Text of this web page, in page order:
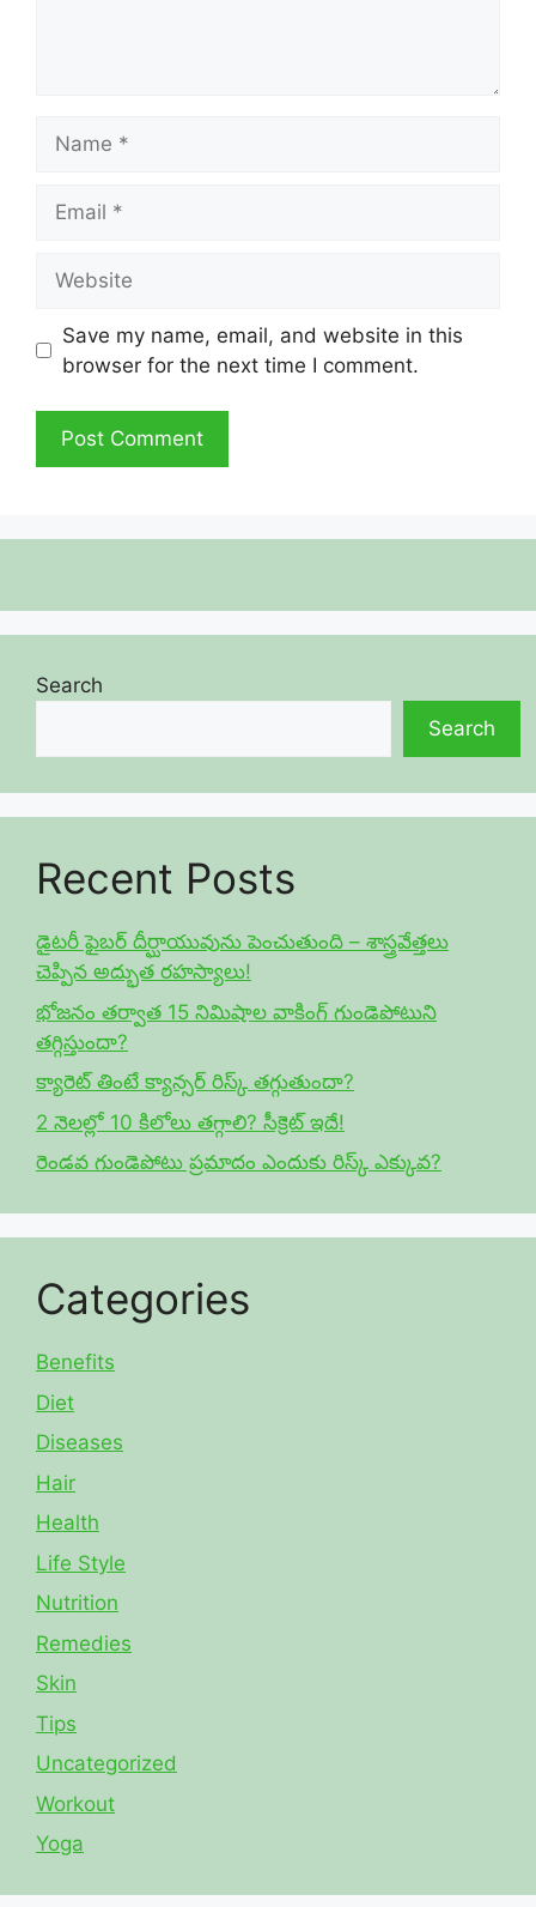
Save my name, email, and website in this
browser for the next time I comment.
Search
Search
Recent Posts
డైటరీ ఫైబర్ దీర్ఘాయువును పెంచుతుంది – శాస్త్రవేత్తలు
చెప్పిన అద్భుత రహస్యాలు!
భోజనం తర్వాత 15 నిమిషాల వాకింగ్ గుండెపోటుని
తగ్గిస్తుందా?
క్యారెట్ తింటే క్యాన్సర్ రిస్క్ తగ్గుతుందా?
2 నెలల్లో 10 కిలోలు తగ్గాలి? సీక్రెట్ ఇదే!
రెండవ గుండెపోటు ప్రమాదం ఎందుకు రిస్క్ ఎక్కువ?
Categories
Benefits
Diet
Diseases
Hair
Health
Life Style
Nutrition
Remedies
Skin
Tips
Uncategorized
Workout
Yoga